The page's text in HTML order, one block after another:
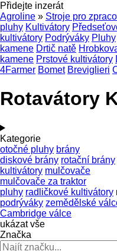
Přidejte inzerát
Agroline » Stroje pro
pluhy Kultivátory
kultivátory Podrýváky Pluhy
kamene Drtič natě
kamene Prstové kultivátory
4Farmer Bomet Breviglieri
Rotavátory
Kategorie
otočné pluhy brány
diskové brány rotační brány
kultivátory mulčovače
mulčovače za traktor
pluhy radličkové kultivátory
podrýváky zemědělské
Cambridge válce
ukázat vše
Značka